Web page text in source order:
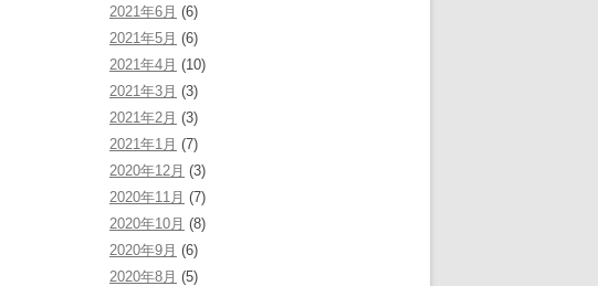
2021年6月 (6)
2021年5月 (6)
2021年4月 (10)
2021年3月 (3)
2021年2月 (3)
2021年1月 (7)
2020年12月 (3)
2020年11月 (7)
2020年10月 (8)
2020年9月 (6)
2020年8月 (5)